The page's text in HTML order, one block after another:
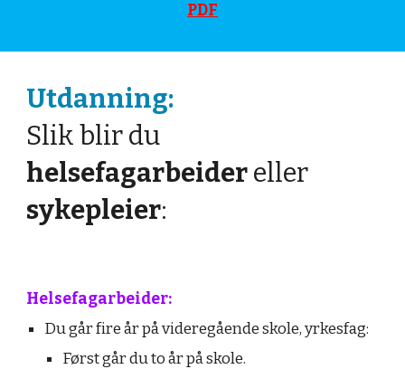
PDF
Utdanning:
Slik blir du
helsefagarbeider eller
sykepleier:
Helsefagarbeider:
Du går fire år på videregående skole, yrkesfag:
Først går du to år på skole.